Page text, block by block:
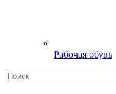
Рабочая обувь